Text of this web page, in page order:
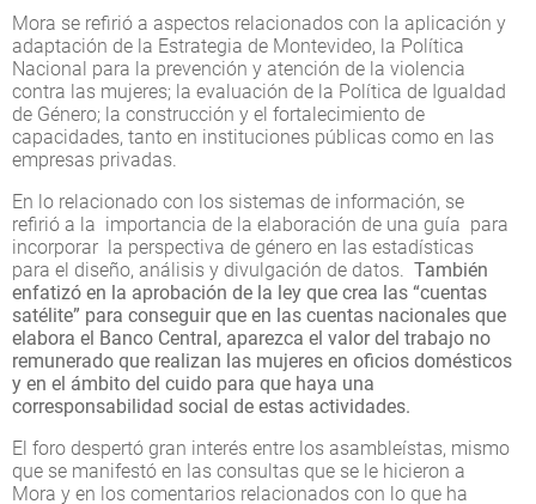
Mora se refirió a aspectos relacionados con la aplicación y
adaptación de la Estrategia de Montevideo, la Política
Nacional para la prevención y atención de la violencia
contra las mujeres; la evaluación de la Política de Igualdad
de Género; la construcción y el fortalecimiento de
capacidades, tanto en instituciones públicas como en las
empresas privadas.
En lo relacionado con los sistemas de información, se
refirió a la importancia de la elaboración de una guía para
incorporar la perspectiva de género en las estadísticas
para el diseño, análisis y divulgación de datos. También
enfatizó en la aprobación de la ley que crea las “cuentas
satélite” para conseguir que en las cuentas nacionales que
elabora el Banco Central, aparezca el valor del trabajo no
remunerado que realizan las mujeres en oficios domésticos
y en el ámbito del cuido para que haya una
corresponsabilidad social de estas actividades.
El foro despertó gran interés entre los asambleístas, mismo
que se manifestó en las consultas que se le hicieron a
Mora y en los comentarios relacionados con lo que ha